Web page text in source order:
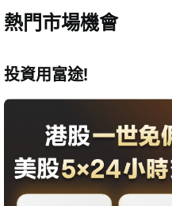
熱門市場機會
投資用富途!